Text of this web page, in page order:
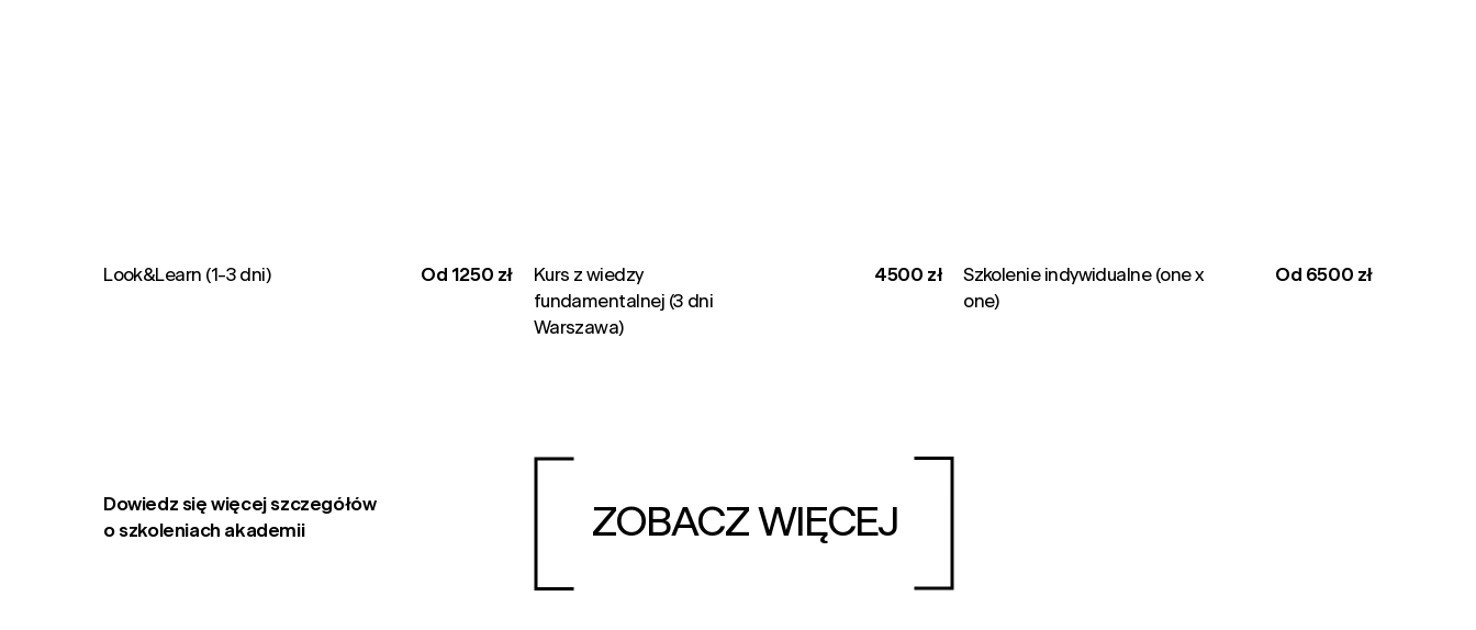
Look&Learn (1-3 dni) Od 1250 zł
Kurs z wiedzy
fundamentalnej (3 dni
Warszawa)
4500 zł
Szkolenie indywidualne (one x
one)
Od 6500 zł
Dowiedz się więcej szczegółów
o szkoleniach akademii
ZOBACZ WIĘCEJ